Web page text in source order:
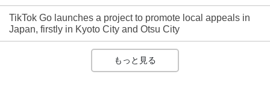
TikTok Go launches a project to promote local appeals in
Japan, firstly in Kyoto City and Otsu City
もっと見る